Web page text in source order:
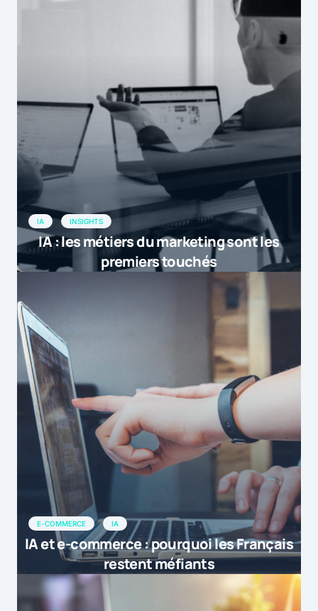
IA INSIGHTS
IA : les métiers du marketing sont les
premiers touchés
E-COMMERCE IA
IA et e-commerce : pourquoi les Français
restent méfiants